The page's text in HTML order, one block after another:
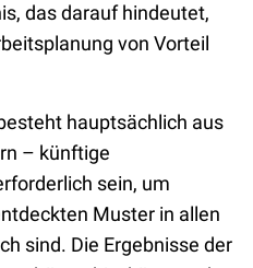
das darauf hindeutet,
von Vorteil
hauptsächlich aus
– künftige
sein, um
Muster in allen
sind. Die Ergebnisse der